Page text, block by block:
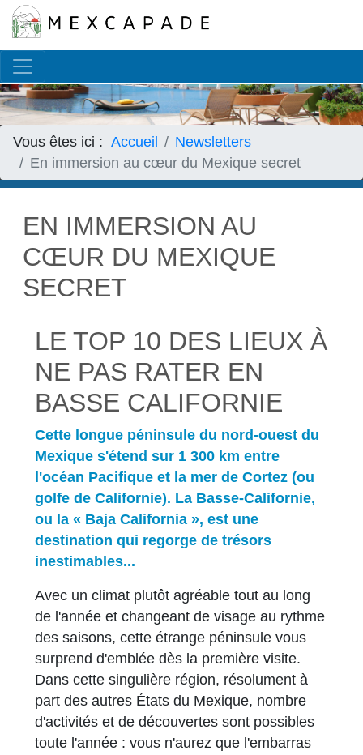
Vous êtes ici : Accueil
Newsletters
En immersion au cœur du Mexique secret
EN IMMERSION AU
CŒUR DU MEXIQUE
SECRET
LE TOP 10 DES LIEUX À
NE PAS RATER EN
BASSE CALIFORNIE
Cette longue péninsule du nord-ouest du
Mexique s'étend sur 1 300 km entre
l'océan Pacifique et la mer de Cortez (ou
golfe de Californie). La Basse-Californie,
ou la « Baja California », est une
destination qui regorge de trésors
inestimables...
Avec un climat plutôt agréable tout au long
de l'année et changeant de visage au rythme
des saisons, cette étrange péninsule vous
surprend d'emblée dès la première visite.
Dans cette singulière région, résolument à
part des autres États du Mexique, nombre
d'activités et de découvertes sont possibles
toute l'année : vous n'aurez que l'embarras